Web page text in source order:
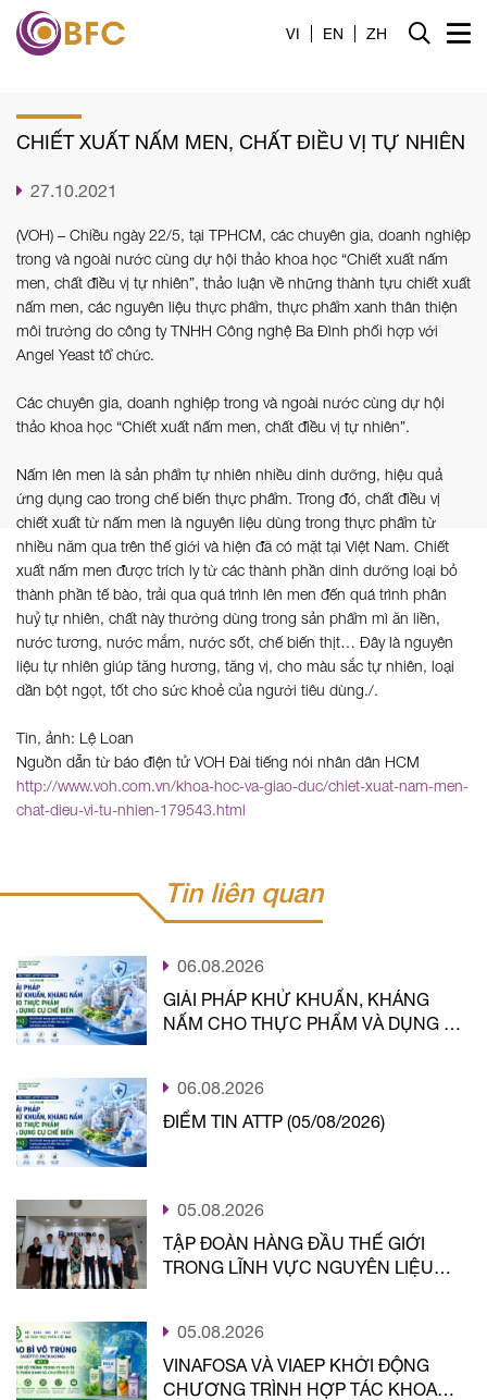
Trang chủ
Dịch vụ
Tin tức
Liên hệ
Tuyển dụng
Công cụ
VI EN ZH
CHIẾT XUẤT NẤM MEN, CHẤT ĐIỀU VỊ TỰ NHIÊN
27.10.2021
(VOH) – Chiều ngày 22/5, tại TPHCM, các chuyên gia, doanh nghiệp
trong và ngoài nước cùng dự hội thảo khoa học “Chiết xuất nấm
men, chất điều vị tự nhiên”, thảo luận về những thành tựu chiết xuất
nấm men, các nguyên liệu thực phẩm, thực phẩm xanh thân thiện
môi trường do công ty TNHH Công nghệ Ba Đình phối hợp với
Angel Yeast tổ chức.
Các chuyên gia, doanh nghiệp trong và ngoài nước cùng dự hội
thảo khoa học “Chiết xuất nấm men, chất điều vị tự nhiên”.
Nấm lên men là sản phẩm tự nhiên nhiều dinh dưỡng, hiệu quả
ứng dụng cao trong chế biến thực phẩm. Trong đó, chất điều vị
chiết xuất từ nấm men là nguyên liệu dùng trong thực phẩm từ
nhiều năm qua trên thế giới và hiện đã có mặt tại Việt Nam. Chiết
xuất nấm men được trích ly từ các thành phần dinh dưỡng loại bỏ
thành phần tế bào, trải qua quá trình lên men đến quá trình phân
huỷ tự nhiên, chất này thường dùng trong sản phẩm mì ăn liền,
nước tương, nước mắm, nước sốt, chế biến thịt… Đây là nguyên
liệu tự nhiên giúp tăng hương, tăng vị, cho màu sắc tự nhiên, loại
dần bột ngọt, tốt cho sức khoẻ của người tiêu dùng./.
Tin, ảnh: Lệ Loan
Nguồn dẫn từ báo điện tử VOH Đài tiếng nói nhân dân HCM
http://www.voh.com.vn/khoa-hoc-va-giao-duc/chiet-xuat-nam-men-
chat-dieu-vi-tu-nhien-179543.html
Tin liên quan
06.08.2026
GIẢI PHÁP KHỬ KHUẨN, KHÁNG
NẤM CHO THỰC PHẨM VÀ DỤNG CỤ
06.08.2026
ĐIỂM TIN ATTP (05/08/2026)
05.08.2026
TẬP ĐOÀN HÀNG ĐẦU THẾ GIỚI
TRONG LĨNH VỰC NGUYÊN LIỆU
05.08.2026
VINAFOSA VÀ VIAEP KHỞI ĐỘNG
CHƯƠNG TRÌNH HỢP TÁC KHOA